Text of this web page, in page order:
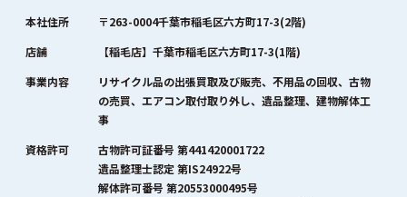
本社住所
〒263-0004千葉市稲毛区六方町17-3(2階)
店舗
【稲毛店】千葉市稲毛区六方町17-3(1階)
事業内容
リサイクル品の出張買取及び販売、不用品の回収、古物
の売買、エアコン取付取り外し、遺品整理、建物解体工
事
資格許可
古物許可証番号 第441420001722
遺品整理士認定 第IS24922号
解体許可番号 第20553000495号